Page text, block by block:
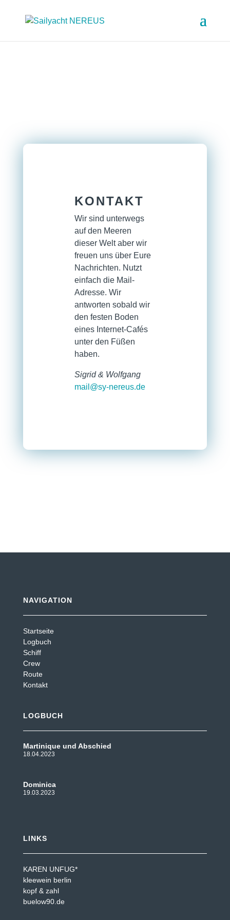
KONTAKT
Wir sind unterwegs
auf den Meeren
dieser Welt aber wir
freuen uns über Eure
Nachrichten. Nutzt
einfach die Mail-
Adresse. Wir
antworten sobald wir
den festen Boden
eines Internet-Cafés
unter den Füßen
haben.
Sigrid & Wolfgang
mail@sy-nereus.de
NAVIGATION
Startseite
Logbuch
Schiff
Crew
Route
Kontakt
LOGBUCH
Martinique und Abschied
18.04.2023
Dominica
19.03.2023
LINKS
KAREN UNFUG*
kleewein berlin
kopf & zahl
buelow90.de